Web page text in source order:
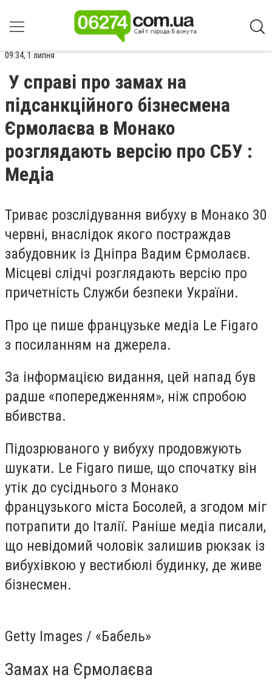
09:34, 1 липня
У справі про замах на
підсанкційного бізнесмена
Єрмолаєва в Монако
розглядають версію про СБУ :
Медіа
Триває розслідування вибуху в Монако 30
червні, внаслідок якого постраждав
забудовник із Дніпра Вадим Єрмолаєв.
Місцеві слідчі розглядають версію про
причетність Служби безпеки України.
Про це пише французьке медіа Le Figaro
з посиланням на джерела.
За інформацією видання, цей напад був
радше «попередженням», ніж спробою
вбивства.
Підозрюваного у вибуху продовжують
шукати. Le Figaro пише, що спочатку він
утік до сусіднього з Монако
французького міста Босолей, а згодом міг
потрапити до Італії. Раніше медіа писали,
що невідомий чоловік залишив рюкзак із
вибухівкою у вестибюлі будинку, де живе
бізнесмен.
Getty Images / «Бабель»
Замах на Єрмолаєва